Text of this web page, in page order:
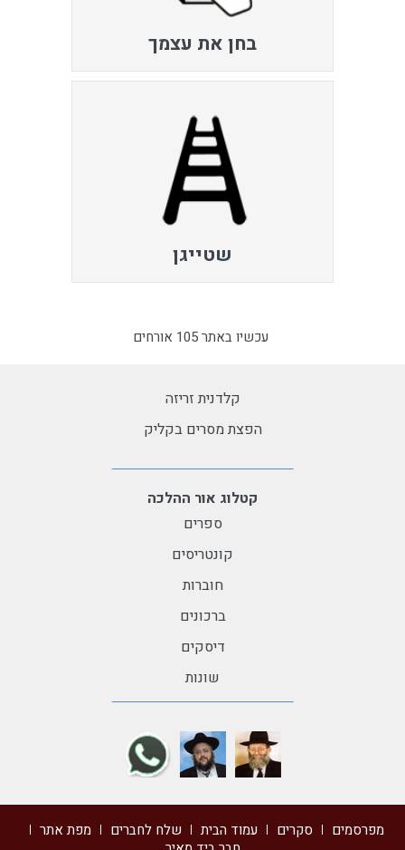
בחן את עצמך
שטייגן
עכשיו באתר 105 אורחים
קלדנית זריזה
הפצת מסרים בקליק
קטלוג אור ההלכה
ספרים
קונטריסים
חוברות
ברכונים
דיסקים
שונות
מפרסמים סקרים עמוד הבית שלח לחברים
מפת אתר